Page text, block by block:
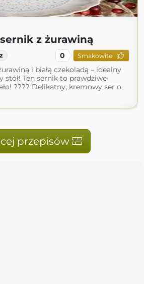
z żurawiną
0 Smakowite
i białą czekoladą – idealny
stół! Ten sernik to prawdziwe
???? Delikatny, kremowy ser o
przepisów